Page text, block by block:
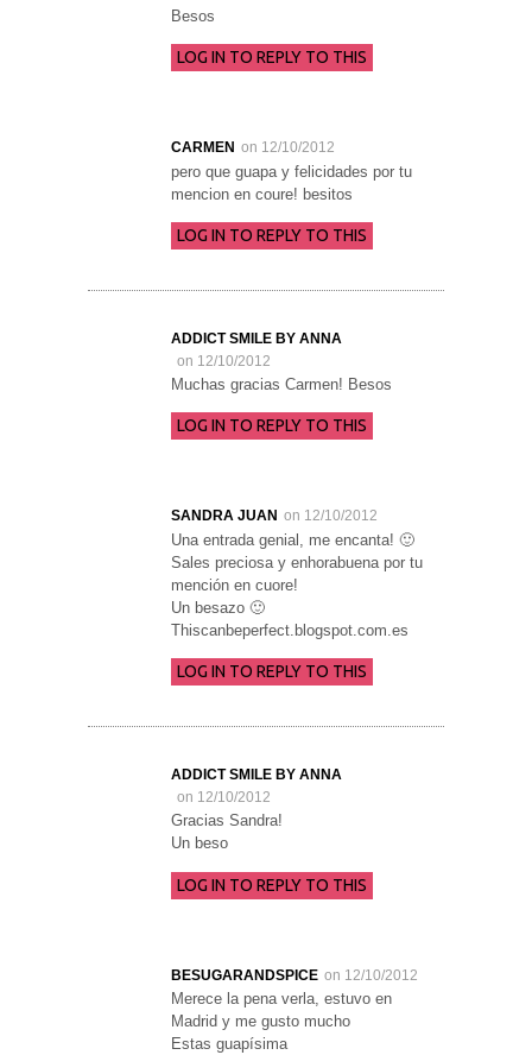
Besos
LOG IN TO REPLY TO THIS
CARMEN on 12/10/2012
pero que guapa y felicidades por tu
mencion en coure! besitos
LOG IN TO REPLY TO THIS
ADDICT SMILE BY ANNA
on 12/10/2012
Muchas gracias Carmen! Besos
LOG IN TO REPLY TO THIS
SANDRA JUAN on 12/10/2012
Una entrada genial, me encanta! 🙂
Sales preciosa y enhorabuena por tu
mención en cuore!
Un besazo 🙂
Thiscanbeperfect.blogspot.com.es
LOG IN TO REPLY TO THIS
ADDICT SMILE BY ANNA
on 12/10/2012
Gracias Sandra!
Un beso
LOG IN TO REPLY TO THIS
BESUGARANDSPICE on 12/10/2012
Merece la pena verla, estuvo en
Madrid y me gusto mucho
Estas guapísima